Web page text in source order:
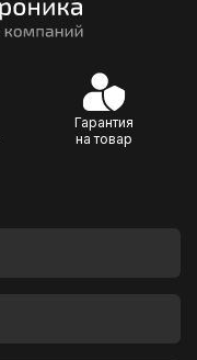
Гарантия
на товар